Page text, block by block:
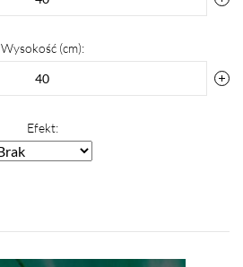
Wysokość (cm):
Efekt: